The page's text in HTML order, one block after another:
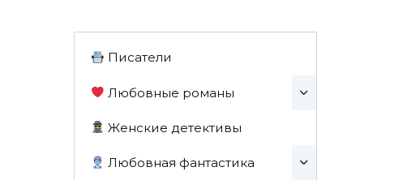
Писатели
Любовные романы
Женские детективы
Любовная фантастика